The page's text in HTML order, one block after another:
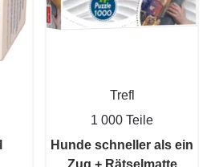
Trefl
1 000 Teile
Hunde schneller als ein
Zug + Rätselmatte